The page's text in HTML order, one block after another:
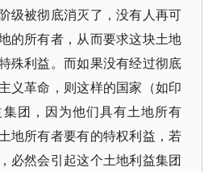
级被彻底消灭了，没有人再可
的所有者，从而要求这块土地
殊利益。而如果没有经过彻底
义革命，则这样的国家（如印
团，因为他们具有土地所有
地所有者要有的特权利益，若
必然会引起这个土地利益集团